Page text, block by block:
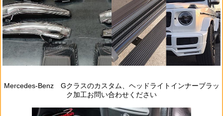
Mercedes‐Benz Gクラスのカスタム、ヘッドライトインナーブラッ
ク加工お問い合わせください